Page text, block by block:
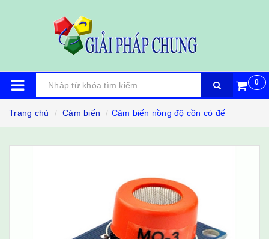
0
Trang chủ Cảm biến Cảm biến nồng độ cồn có đế